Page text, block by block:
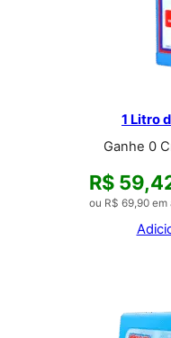
1 Litro
Ganhe 0
R$
ou R$ 69,90 em